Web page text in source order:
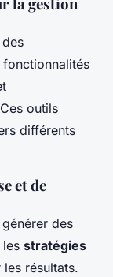
outils
différents
et de
des
les stratégies
résultats.